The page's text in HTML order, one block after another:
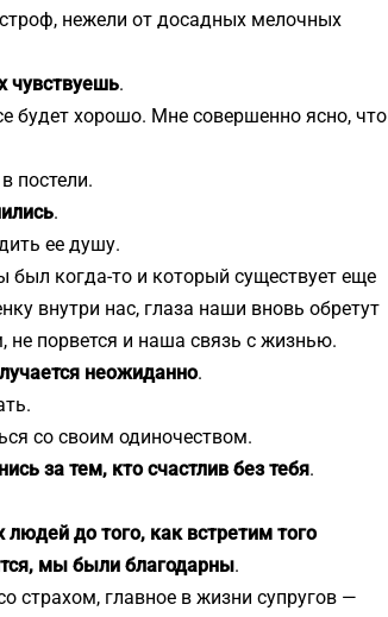
нежели от досадных мелочных
чувствуешь.
будет хорошо. Мне совершенно ясно, что
постели.
.
ее душу.
был когда-то и который существует еще
внутри нас, глаза наши вновь обретут
не порвется и наша связь с жизнью.
неожиданно.
со своим одиночеством.
за тем, кто счастлив без тебя.
до того, как встретим того
мы были благодарны.
страхом, главное в жизни супругов —